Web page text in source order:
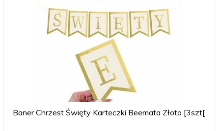
Baner Chrzest Święty Karteczki Beemata Złoto [3szt[